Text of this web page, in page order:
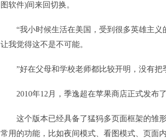
图软件)间来回切换。
“我小时候生活在美国，受到很多英雄主义
让我觉得这不是不可能。
”好在父母和学校老师都比较开明，没有把
2010年12月，季逸超在苹果商店正式发布了
这个版本已经具备了猛犸多页面框架的雏
常用的功能，比如夜间模式、看图模式、页面